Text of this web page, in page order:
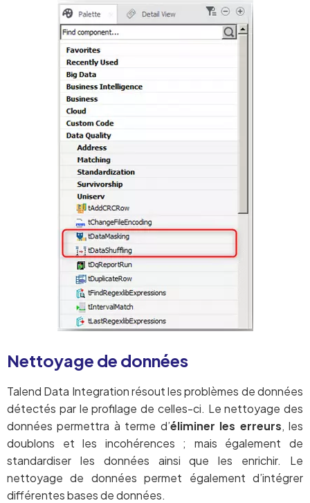
Nettoyage de données
Talend Data Integration résout les problèmes de données
détectés par le profilage de celles-ci. Le nettoyage des
données permettra à terme d’éliminer les erreurs, les
doublons et les incohérences ; mais également de
standardiser les données ainsi que les enrichir. Le
nettoyage de données permet également d’intégrer
différentes bases de données.